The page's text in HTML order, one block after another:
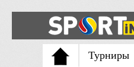
Турниры